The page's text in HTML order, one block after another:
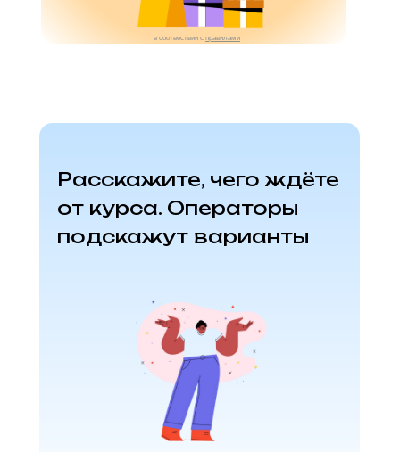
в соотвествии с правилами
Расскажите, чего ждёте
от курса. Операторы
подскажут варианты